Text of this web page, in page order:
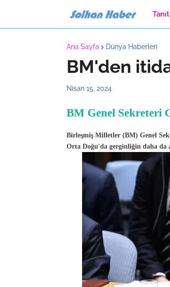
Ana Sayfa Dünya Haberleri
BM'den
Nisan 15, 2024
BM Genel Sekreteri
Birleşmiş Milletler (BM) Genel
Orta Doğu'da gerginliğin daha da